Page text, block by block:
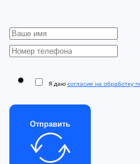
Я даю согласие на обработку
Отправить